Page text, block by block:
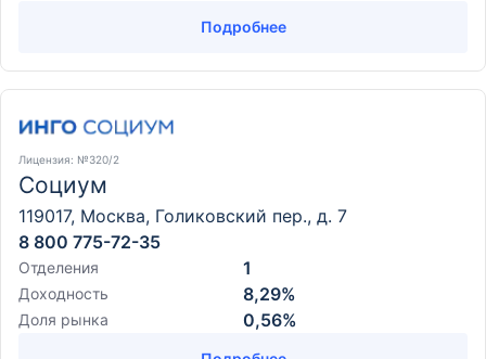
Подробнее
Лицензия: №320/2
Социум
119017, Москва, Голиковский пер., д. 7
8 800 775-72-35
Отделения 1
Доходность 8,29%
Доля рынка 0,56%